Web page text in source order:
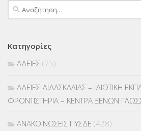
Αναζήτηση
για:
Κατηγορίες
ΑΔΕΙΕΣ (75)
ΑΔΕΙΕΣ ΔΙΔΑΣΚΑΛΙΑΣ – ΙΔΙΩΤΙΚΗ
ΦΡΟΝΤΙΣΤΗΡΙΑ – ΚΕΝΤΡΑ ΞΕΝΩΝ
ΑΝΑΚΟΙΝΩΣΕΙΣ ΠΥΣΔΕ (428)